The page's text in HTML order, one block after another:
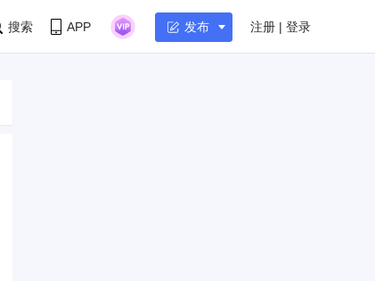
搜索 APP 发布 注册 | 登录